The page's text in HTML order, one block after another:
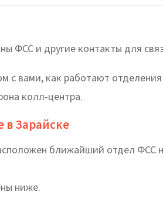
ФСС и другие контакты для
с вами, как работают
колл-центра.
Зарайске
ближайший отдел ФСС
ниже.